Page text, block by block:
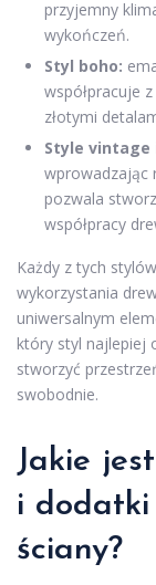
przyjemny
wykończeń.
Styl boho:
współpracuje
złotymi
Style
wprowadzając
pozwala
współpracy
Każdy z tych
wykorzystania
uniwersalnym
który styl najlepiej
stworzyć
swobodnie.
Jakie
i dodatki
ściany?